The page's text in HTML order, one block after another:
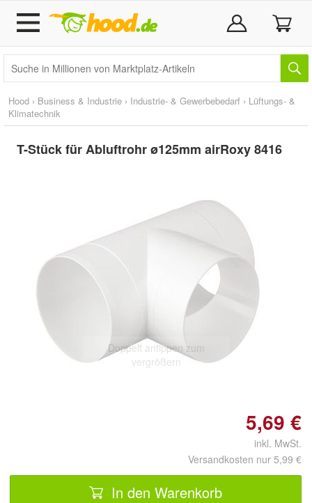
Hood › Business & Industrie › Industrie- & Gewerbebedarf › Lüftungs- &
Klimatechnik
T-Stück für Abluftrohr ø125mm airRoxy 8416
Doppelt antippen zum
vergrößern
5,69 €
inkl. MwSt.
Versandkosten nur 5,99 €
In den Warenkorb